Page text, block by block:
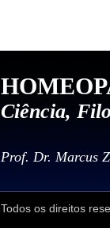
Ciência,
Prof. Dr. Marcus
Todos os direitos